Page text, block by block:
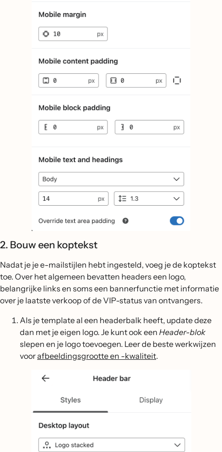
2. Bouw een koptekst
Nadat je je e-mailstijlen hebt ingesteld, voeg je de koptekst
toe. Over het algemeen bevatten headers een logo,
belangrijke links en soms een bannerfunctie met informatie
over je laatste verkoop of de VIP-status van ontvangers.
Als je template al een headerbalk heeft, update deze
dan met je eigen logo. Je kunt ook een Header-blok
slepen en je logo toevoegen. Leer de beste werkwijzen
voorafbeeldingsgrootte en -kwaliteit.